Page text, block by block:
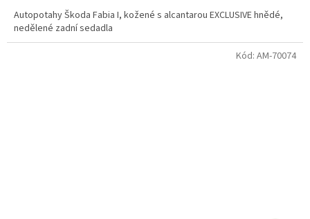
Autopotahy Škoda Fabia I, kožené s alcantarou EXCLUSIVE hnědé,
nedělené zadní sedadla
Kód: AM-70074